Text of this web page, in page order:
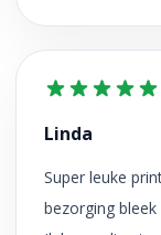
Linda
Super leuke
bezorging